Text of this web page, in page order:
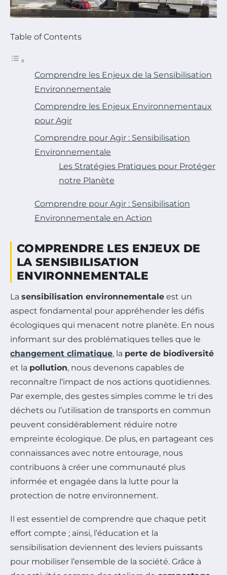
Table of Contents
Comprendre les Enjeux de la Sensibilisation
Environnementale
Comprendre les Enjeux Environnementaux
pour Agir
Comprendre pour Agir : Sensibilisation
Environnementale
Les Stratégies Pratiques pour Protéger
notre Planète
Comprendre pour Agir : Sensibilisation
Environnementale en Action
COMPRENDRE LES ENJEUX DE
LA SENSIBILISATION
ENVIRONNEMENTALE
La sensibilisation environnementale est un
aspect fondamental pour appréhender les défis
écologiques qui menacent notre planète. En nous
informant sur des problématiques telles que le
changement climatique, la perte de biodiversité
et la pollution, nous devenons capables de
reconnaître l’impact de nos actions quotidiennes.
Par exemple, des gestes simples comme le tri des
déchets ou l’utilisation de transports en commun
peuvent considérablement réduire notre
empreinte écologique. De plus, en partageant ces
connaissances avec notre entourage, nous
contribuons à créer une communauté plus
informée et engagée dans la lutte pour la
protection de notre environnement.
Il est essentiel de comprendre que chaque petit
effort compte ; ainsi, l’éducation et la
sensibilisation deviennent des leviers puissants
pour mobiliser l’ensemble de la société. Grâce à